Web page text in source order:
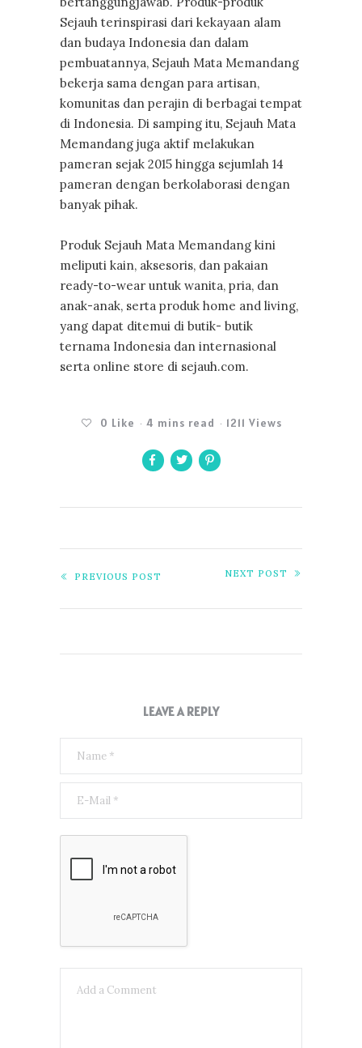
Sejauh terinspirasi dari kekayaan alam
dan budaya Indonesia dan dalam
pembuatannya, Sejauh Mata Memandang
bekerja sama dengan para artisan,
komunitas dan perajin di berbagai tempat
di Indonesia. Di samping itu, Sejauh Mata
Memandang juga aktif melakukan
pameran sejak 2015 hingga sejumlah 14
pameran dengan berkolaborasi dengan
banyak pihak.
Produk Sejauh Mata Memandang kini
meliputi kain, aksesoris, dan pakaian
ready-to-wear untuk wanita, pria, dan
anak-anak, serta produk home and living,
yang dapat ditemui di butik- butik
ternama Indonesia dan internasional
serta online store di sejauh.com.
0 Like 4 mins read 1211 Views
PREVIOUS POST NEXT POST
LEAVE A REPLY